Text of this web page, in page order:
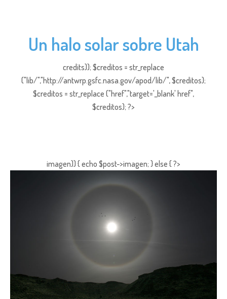
Un halo solar sobre Utah
credits)); $creditos = str_replace
("lib/","http://antwrp.gsfc.nasa.gov/apod/lib/", $creditos);
$creditos = str_replace ("href","target='_blank' href",
$creditos); ?>
imagen)) { echo $post->imagen; } else { ?>